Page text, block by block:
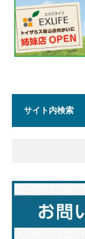
サイト内検索